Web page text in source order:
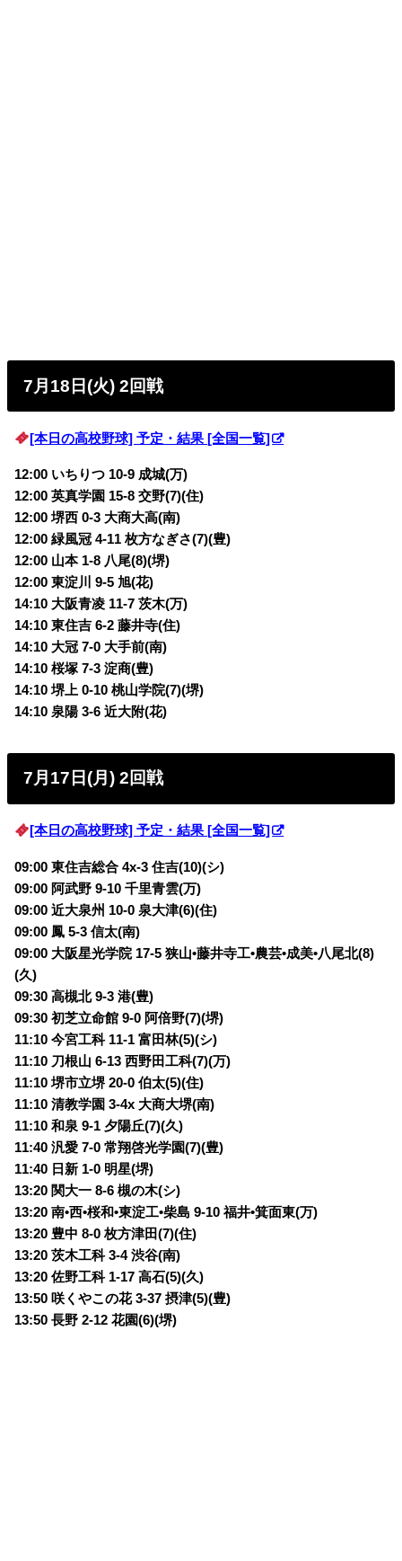
7月18日(火) 2回戦
[本日の高校野球] 予定・結果 [全国一覧]
12:00 いちりつ 10-9 成城(万)
12:00 英真学園 15-8 交野(7)(住)
12:00 堺西 0-3 大商大高(南)
12:00 緑風冠 4-11 枚方なぎさ(7)(豊)
12:00 山本 1-8 八尾(8)(堺)
12:00 東淀川 9-5 旭(花)
14:10 大阪青凌 11-7 茨木(万)
14:10 東住吉 6-2 藤井寺(住)
14:10 大冠 7-0 大手前(南)
14:10 桜塚 7-3 淀商(豊)
14:10 堺上 0-10 桃山学院(7)(堺)
14:10 泉陽 3-6 近大附(花)
7月17日(月) 2回戦
[本日の高校野球] 予定・結果 [全国一覧]
09:00 東住吉総合 4x-3 住吉(10)(シ)
09:00 阿武野 9-10 千里青雲(万)
09:00 近大泉州 10-0 泉大津(6)(住)
09:00 鳳 5-3 信太(南)
09:00 大阪星光学院 17-5 狭山•藤井寺工•農芸•成美•八尾北(8)
(久)
09:30 高槻北 9-3 港(豊)
09:30 初芝立命館 9-0 阿倍野(7)(堺)
11:10 今宮工科 11-1 富田林(5)(シ)
11:10 刀根山 6-13 西野田工科(7)(万)
11:10 堺市立堺 20-0 伯太(5)(住)
11:10 清教学園 3-4x 大商大堺(南)
11:10 和泉 9-1 夕陽丘(7)(久)
11:40 汎愛 7-0 常翔啓光学園(7)(豊)
11:40 日新 1-0 明星(堺)
13:20 関大一 8-6 槻の木(シ)
13:20 南•西•桜和•東淀工•柴島 9-10 福井•箕面東(万)
13:20 豊中 8-0 枚方津田(7)(住)
13:20 茨木工科 3-4 渋谷(南)
13:20 佐野工科 1-17 高石(5)(久)
13:50 咲くやこの花 3-37 摂津(5)(豊)
13:50 長野 2-12 花園(6)(堺)